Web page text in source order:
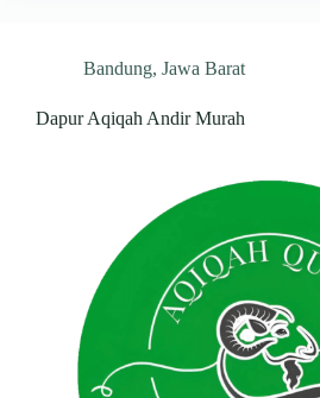
Bandung, Jawa Barat
Dapur Aqiqah Andir Murah